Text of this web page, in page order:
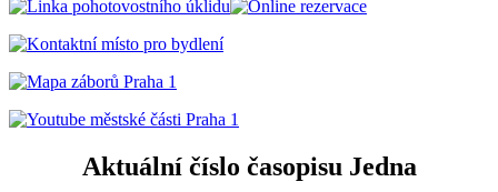
Aktuální číslo časopisu Jedna